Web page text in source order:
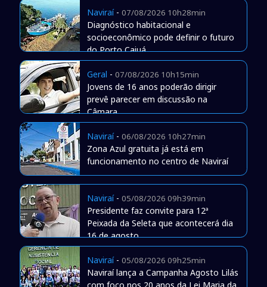
Naviraí- 07/08/2026 10h28min
Diagnóstico habitacional e
socioeconômico pode definir o futuro
do Porto Caiuá
Geral - 07/08/2026 10h15min
Jovens de 16 anos poderão dirigir
prevê parecer em discussão na
Câmara
Naviraí- 06/08/2026 10h27min
Zona Azul gratuita já está em
funcionamento no centro de Naviraí
Naviraí- 05/08/2026 09h39min
Presidente faz convite para 12ª
Peixada da Seleta que acontecerá dia
16 de agosto
Naviraí- 05/08/2026 09h25min
Naviraí lança a Campanha Agosto Lilás